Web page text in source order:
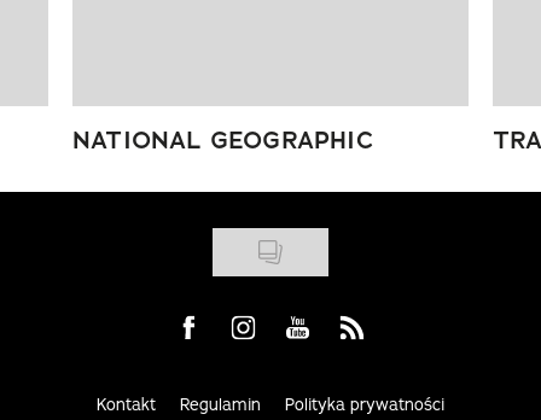
NATIONAL GEOGRAPHIC
Visit us on Facebook
Visit us on Instagram
Visit us on Youtube
Visit us on Rss
Kontakt Regulamin Polityka prywatności